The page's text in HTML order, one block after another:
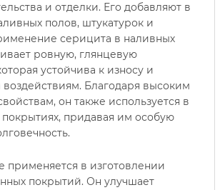
и отделки. Его добавляют в
полов, штукатурок и
серицита в наливных
ровную, глянцевую
устойчива к износу и
Благодаря высоким
он также используется в
придавая им особую
применяется в изготовлении
покрытий. Он улучшает